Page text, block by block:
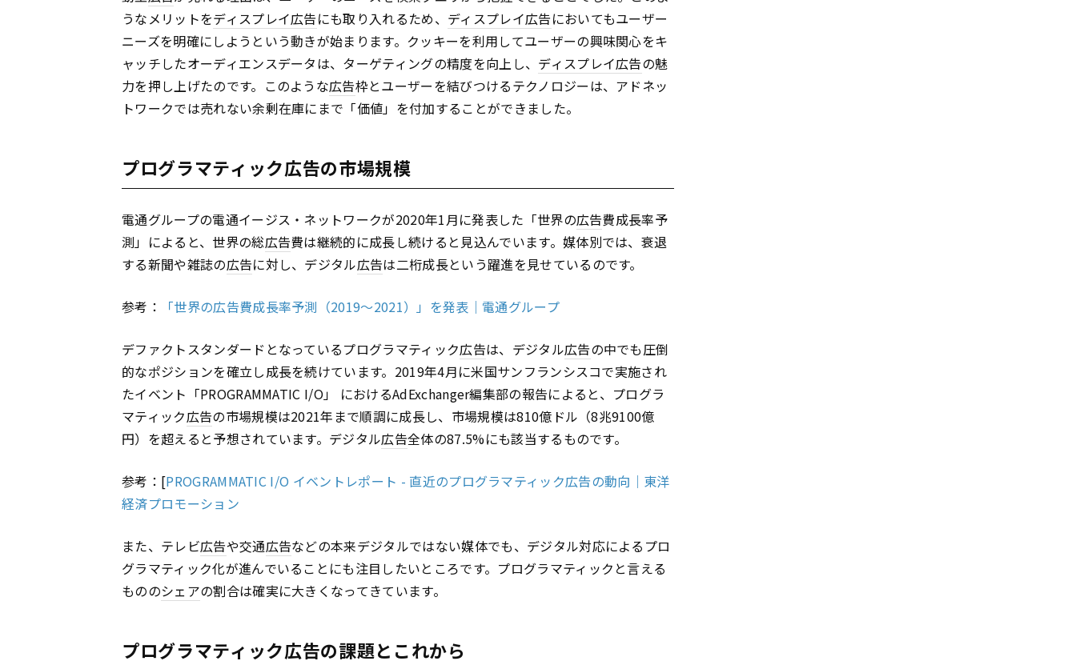
うなメリットをディスプレイ広告にも取り入れるため、 ディスプレイ広告においてもユーザー
ニーズを明確にしようという動きが始まります。クッキーを利用してユーザーの興味関心をキ
ャッチしたオーディエンスデータは、ターゲティングの精度を向上し、 ディスプレイ広告の魅
力を押し上げたのです。このような広告枠とユーザーを結びつけるテクノロジーは、アドネッ
トワークでは売れない余剰在庫にまで「価値」を付加することができました。
プログラマティック広告の市場規模
電通グループの電通イージス・ネットワークが2020年1月に発表した「世界の広告費成長率予
測」によると、世界の総広告費は継続的に成長し続けると見込んでいます。媒体別では、衰退
する新聞や雑誌の広告に対し、デジタル広告は二桁成長という躍進を見せているのです。
参考： 「世界の広告費成長率予測（2019～2021）」を発表｜電通グループ
デファクトスタンダードとなっているプログラマティック広告は、デジタル広告の中でも圧倒
的なポジションを確立し成長を続けています。2019年4月に米国サンフランシスコで実施され
たイベント「PROGRAMMATIC I/O」 におけるAdExchanger編集部の報告によると、プログラ
マティック広告の市場規模は2021年まで順調に成長し、市場規模は810億ドル（8兆9100億
円）を超えると予想されています。デジタル広告全体の87.5%にも該当するものです。
参考：[PROGRAMMATIC I/O イベントレポート - 直近のプログラマティック広告の動向｜東洋
経済プロモーション
また、テレビ広告や交通広告などの本来デジタルではない媒体でも、デジタル対応によるプロ
グラマティック化が進んでいることにも注目したいところです。プログラマティックと言える
もののシェアの割合は確実に大きくなってきています。
プログラマティック広告の課題とこれから